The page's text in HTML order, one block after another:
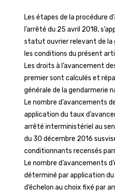
Les étapes de la procédure
l’arrêté du 25 avril 2018,
statut ouvrier relevant de la
les conditions du présent
Les droits à l’avancement
premier sont calculés et
générale de la gendarmerie
Le nombre d’avancements
application du taux
arrêté interministériel au
du 30 décembre 2016
conditionnants recensés
Le nombre d’avancements
déterminé par application
d’échelon au choix fixé par